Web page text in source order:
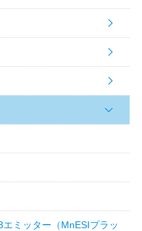
ミッター（MnESIプラッ